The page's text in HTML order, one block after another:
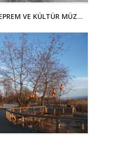
ADAPAZARI DEPREM VE KÜLTÜR MÜZESİ